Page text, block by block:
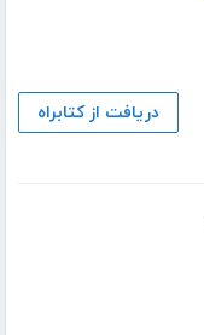
دریافت از کتابراه